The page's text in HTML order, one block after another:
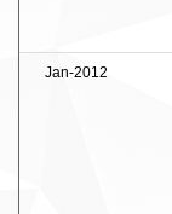
Jan-2012